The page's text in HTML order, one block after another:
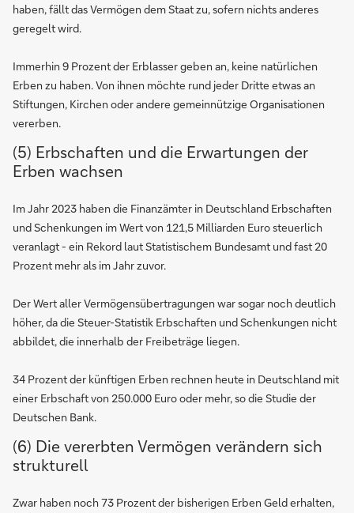
haben, fällt das Vermögen dem Staat zu, sofern nichts anderes
geregelt wird.
Immerhin 9 Prozent der Erblasser geben an, keine natürlichen
Erben zu haben. Von ihnen möchte rund jeder Dritte etwas an
Stiftungen, Kirchen oder andere gemeinnützige Organisationen
vererben.
(5) Erbschaften und die Erwartungen der
Erben wachsen
Im Jahr 2023 haben die Finanzämter in Deutschland Erbschaften
und Schenkungen im Wert von 121,5 Milliarden Euro steuerlich
veranlagt - ein Rekord laut Statistischem Bundesamt und fast 20
Prozent mehr als im Jahr zuvor.
Der Wert aller Vermögensübertragungen war sogar noch deutlich
höher, da die Steuer-Statistik Erbschaften und Schenkungen nicht
abbildet, die innerhalb der Freibeträge liegen.
34 Prozent der künftigen Erben rechnen heute in Deutschland mit
einer Erbschaft von 250.000 Euro oder mehr, so die Studie der
Deutschen Bank.
(6) Die vererbten Vermögen verändern sich
strukturell
Zwar haben noch 73 Prozent der bisherigen Erben Geld erhalten,